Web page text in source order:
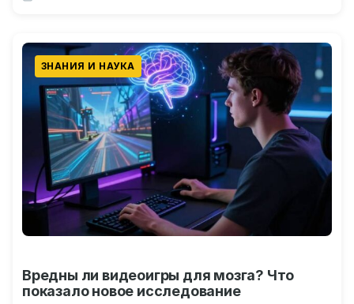
сердолика Сердолик…
ЗНАНИЯ И НАУКА
Вредны ли видеоигры для мозга? Что
показало новое исследование